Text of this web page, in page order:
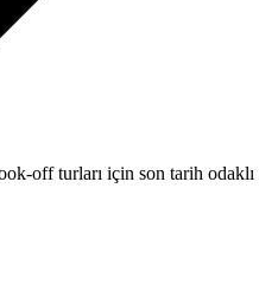
off turları için son tarih odaklı